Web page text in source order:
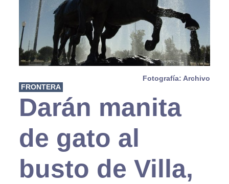
Fotografía: Archivo
FRONTERA
Darán manita
de gato al
busto de Villa,